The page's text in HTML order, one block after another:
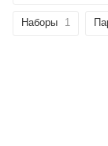
Наборы 1